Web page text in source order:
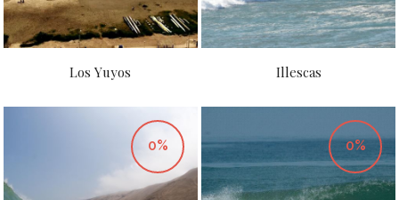
Los Yuyos Illescas
0% 0%